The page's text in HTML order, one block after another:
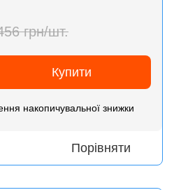
грн/шт.
Купити
накопичувальної знижки
Порівняти